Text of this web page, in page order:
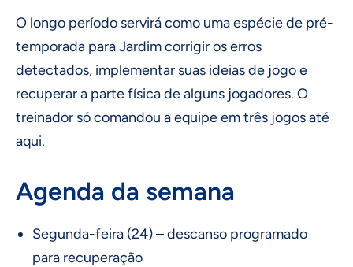
O longo período servirá como uma espécie de pré-
temporada para Jardim corrigir os erros
detectados, implementar suas ideias de jogo e
recuperar a parte física de alguns jogadores. O
treinador só comandou a equipe em três jogos até
aqui.
Agenda da semana
Segunda-feira (24) – descanso programado
para recuperação